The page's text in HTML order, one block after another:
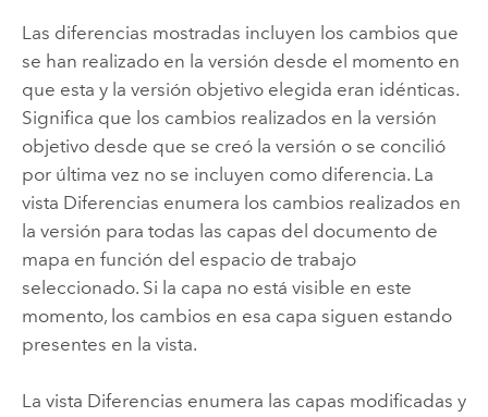
Las diferencias mostradas incluyen los cambios que
se han realizado en la versión desde el momento en
que esta y la versión objetivo elegida eran idénticas.
Significa que los cambios realizados en la versión
objetivo desde que se creó la versión o se concilió
por última vez no se incluyen como diferencia. La
vista Diferencias enumera los cambios realizados en
la versión para todas las capas del documento de
mapa en función del espacio de trabajo
seleccionado. Si la capa no está visible en este
momento, los cambios en esa capa siguen estando
presentes en la vista.
La vista Diferencias enumera las capas modificadas y